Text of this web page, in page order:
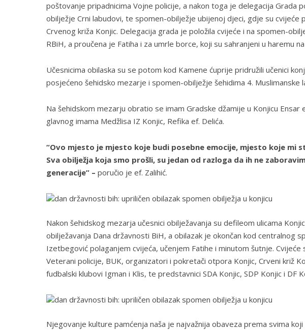
poštovanje pripadnicima Vojne policije, a nakon toga je delegacija
obilježje Crni labudovi, te spomen-obilježje ubijenoj djeci, gdje su cvijeće
Crvenog križa Konjic. Delegacija grada je položila cvijeće i na spomen-
RBiH, a proučena je Fatiha i za umrle borce, koji su sahranjeni u haremu
Učesnicima obilaska su se potom kod Kamene ćuprije pridružili učenici
posjećeno šehidsko mezarje i spomen-obilježje šehidima 4. Muslimanske
Na šehidskom mezarju obratio se imam Gradske džamije u Konjicu Ensar
glavnog imama Medžlisa IZ Konjic, Refika ef. Delića.
“Ovo mjesto je mjesto koje budi posebne emocije, mjesto koje mi
Sva obilježja koja smo prošli, su jedan od razloga da ih ne
generacije” – poručio je ef. Zalihić.
Nakon šehidskog mezarja učesnici obilježavanja su defileom ulicama
obilježavanja Dana državnosti BiH, a obilazak je okončan kod centralnog
Izetbegović polaganjem cvijeća, učenjem Fatihe i minutom šutnje. Cvijeće
Veterani policije, BUK, organizatori i pokretači otpora Konjic, Crveni križ
fudbalski klubovi Igman i Klis, te predstavnici SDA Konjic, SDP Konjic i DF
Njegovanje kulture pamćenja naša je najvažnija obaveza prema svima